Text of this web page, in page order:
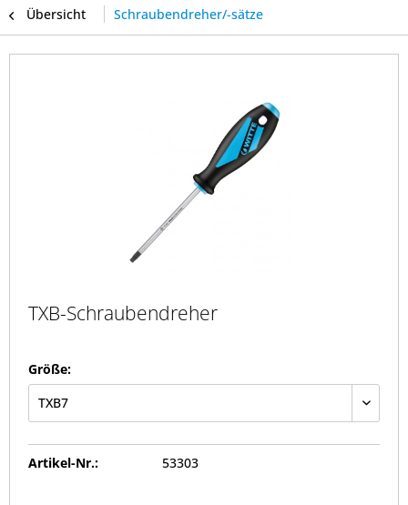
Übersicht Schraubendreher/-sätze
TXB-Schraubendreher
Größe:
Artikel-Nr.: 53303